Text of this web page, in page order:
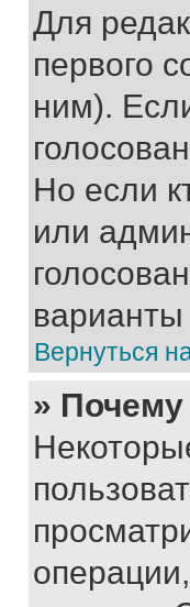
Для
первого
ним).
Но если
или
варианты
Вернуться
»